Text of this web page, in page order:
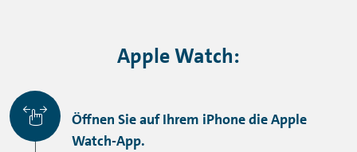
Apple Watch:
Öffnen Sie auf Ihrem iPhone die Apple
Watch-App.